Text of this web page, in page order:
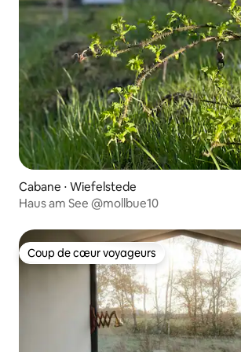
Cabane ⋅ Wiefelstede
Haus am See @mollbue10
Coup de cœur voyageurs
Coup de cœur voyageurs